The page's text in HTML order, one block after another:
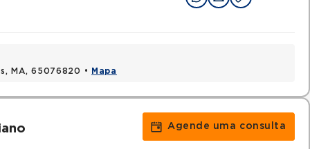
MA, 65076820 • Mapa
Agende uma consulta